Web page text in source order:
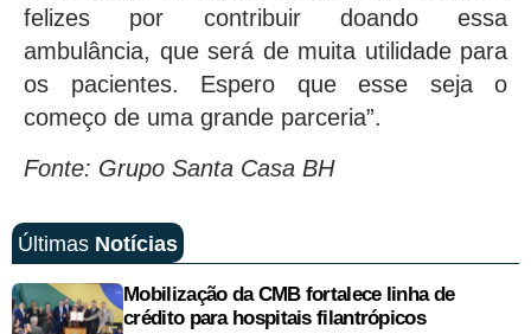
felizes por contribuir doando essa
ambulância, que será de muita utilidade para
os pacientes. Espero que esse seja o
começo de uma grande parceria”.
Fonte: Grupo Santa Casa BH
Últimas Notícias
Mobilização da CMB fortalece linha de
crédito para hospitais filantrópicos